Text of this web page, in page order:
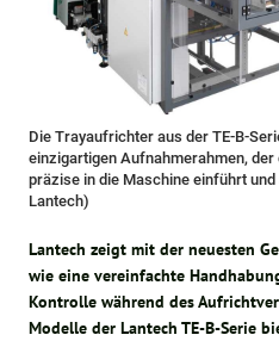
Die Trayaufrichter aus der TE-B-
einzigartigen Aufnahmerahmen,
präzise in die Maschine einführt
Lantech)
Lantech zeigt mit der neuesten
wie eine vereinfachte
Kontrolle während des
Modelle der Lantech TE-B-Serie